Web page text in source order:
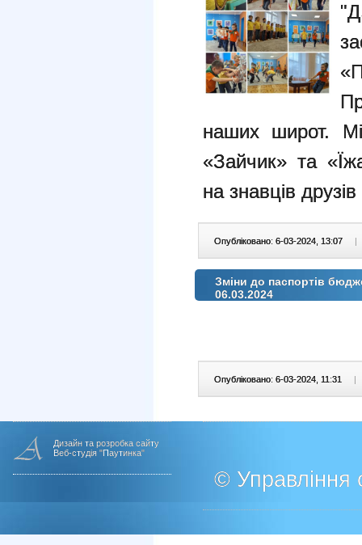
наших широт.
«Зайчик» та
на знавців
Опубліковано: 6-03-2024, 13:07 |
Зміни до паспортів
06.03.2024
Опубліковано: 6-03-2024, 11:31 |
Дизайн та розробка сайту
Веб-студія "Паутинка"
© Управління